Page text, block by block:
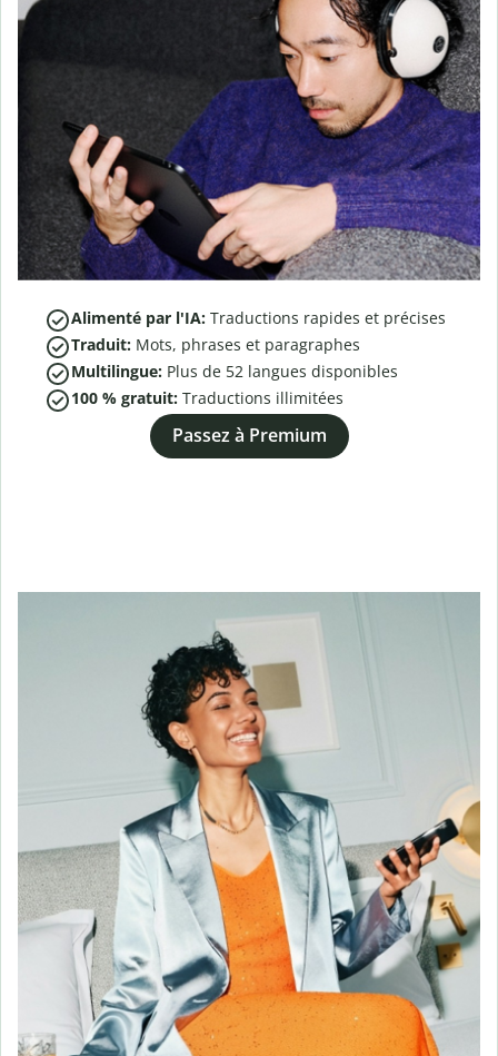
Alimenté par l'IA: Traductions rapides et précises
Traduit: Mots, phrases et paragraphes
Multilingue: Plus de 52 langues disponibles
100 % gratuit: Traductions illimitées
Passez à Premium